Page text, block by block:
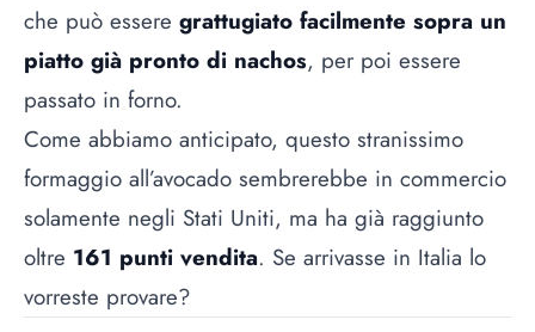
che può essere grattugiato facilmente sopra un
piatto già pronto di nachos, per poi essere
passato in forno.
Come abbiamo anticipato, questo stranissimo
formaggio all’avocado sembrerebbe in commercio
solamente negli Stati Uniti, ma ha già raggiunto
oltre 161 punti vendita. Se arrivasse in Italia lo
vorreste provare?